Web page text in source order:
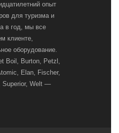
опыт
для туризма и
в год, мы все
клиенте,
оборудование.
Boil, Burton, Petzl,
Elan, Fischer,
Superior, Welt —